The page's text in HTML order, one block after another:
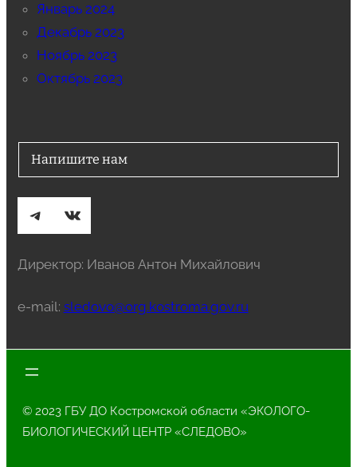
Январь 2024
Декабрь 2023
Ноябрь 2023
Октябрь 2023
Напишите нам
Telegram ВКонтакте
Директор: Иванов Антон Михайлович
e-mail: sledovo@org.kostroma.gov.ru
© 2023 ГБУ ДО Костромской области «ЭКОЛОГО-
БИОЛОГИЧЕСКИЙ ЦЕНТР «СЛЕДОВО»